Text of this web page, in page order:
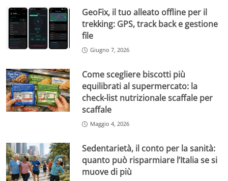
GeoFix, il tuo alleato offline per il
trekking: GPS, track back e gestione
file
Giugno 7, 2026
Come scegliere biscotti più
equilibrati al supermercato: la
check-list nutrizionale scaffale per
scaffale
Maggio 4, 2026
Sedentarietà, il conto per la sanità:
quanto può risparmiare l’Italia se si
muove di più